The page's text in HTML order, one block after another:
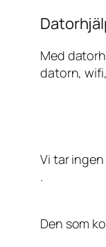
Med
datorn,
Vi tar
.
Den som